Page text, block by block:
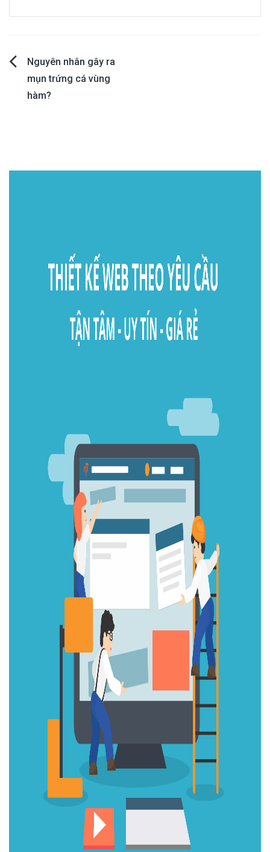
Post
navigation
Nguyên nhân gây ra
mụn trứng cá vùng
hàm?